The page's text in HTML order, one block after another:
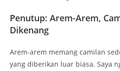
Penutup: Arem-Arem,
Dikenang
Arem-arem memang camilan
yang diberikan luar biasa. Saya